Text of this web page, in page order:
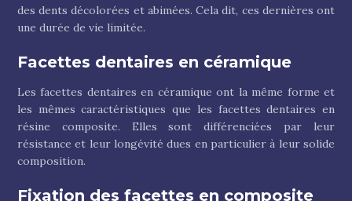
des dents décolorées et abimées. Cela dit, ces dernières ont
une durée de vie limitée.
Facettes dentaires en céramique
Les facettes dentaires en céramique ont la même forme et
les mêmes caractéristiques que les facettes dentaires en
résine composite. Elles sont différenciées par leur
résistance et leur longévité dues en particulier à leur solide
composition.
Fixation des facettes en composite